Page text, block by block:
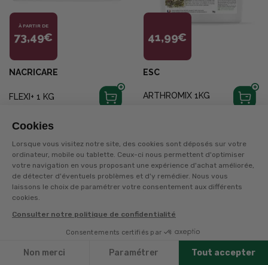
Cookies
Lorsque vous visitez notre site, des cookies sont déposés sur votre
ordinateur, mobile ou tablette. Ceux-ci nous permettent d'optimiser
votre navigation en vous proposant une expérience d'achat améliorée,
de détecter d'éventuels problèmes et d'y remédier. Nous vous
laissons le choix de paramétrer votre consentement aux différents
cookies.
Consulter notre politique de confidentialité
Consentements certifiés par
Non merci Paramétrer Tout accepter
Filtres
À PARTIR DE
73,49€
NACRICARE
FLEXI+ 1 KG
41,99€
ESC
ARTHROMIX 1KG